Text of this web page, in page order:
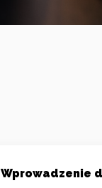
Wprowadzenie